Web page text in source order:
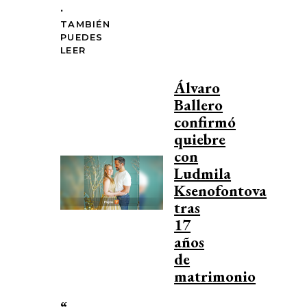
.
TAMBIÉN
PUEDES
LEER
Álvaro
Ballero
confirmó
quiebre
con
Ludmila
Ksenofontova
tras
17
años
de
matrimonio